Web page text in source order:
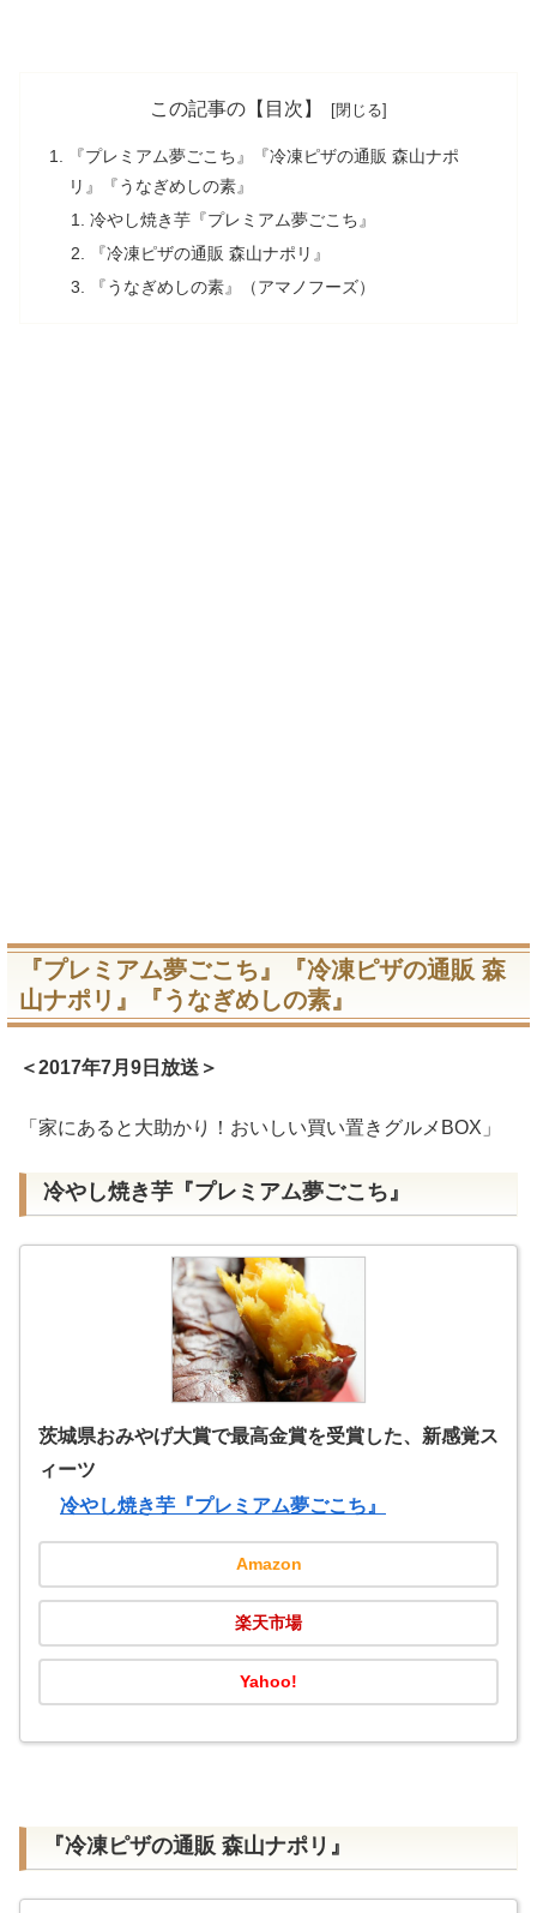
この記事の【目次】
『プレミアム夢ごこち』『冷凍ピザの通販 森山ナポ
リ』『うなぎめしの素』
冷やし焼き芋『プレミアム夢ごこち』
『冷凍ピザの通販 森山ナポリ』
『うなぎめしの素』（アマノフーズ）
『プレミアム夢ごこち』『冷凍ピザの通販 森
山ナポリ』『うなぎめしの素』
＜2017年7月9日放送＞
「家にあると大助かり！おいしい買い置きグルメBOX」
冷やし焼き芋『プレミアム夢ごこち』
茨城県おみやげ大賞で最高金賞を受賞した、新感覚ス
ィーツ
冷やし焼き芋『プレミアム夢ごこち』
Amazon
楽天市場
Yahoo!
『冷凍ピザの通販 森山ナポリ』